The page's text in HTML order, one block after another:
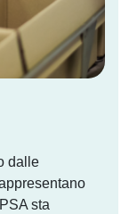
dalle
sta